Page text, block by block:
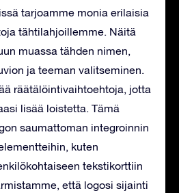
tarjoamme monia erilaisia
tähtilahjoillemme. Näitä
muassa tähden nimen,
ja teeman valitseminen.
räätälöintivaihtoehtoja, jotta
lisää loistetta. Tämä
saumattoman integroinnin
kuten
tekstikorttiin
että logosi sijainti